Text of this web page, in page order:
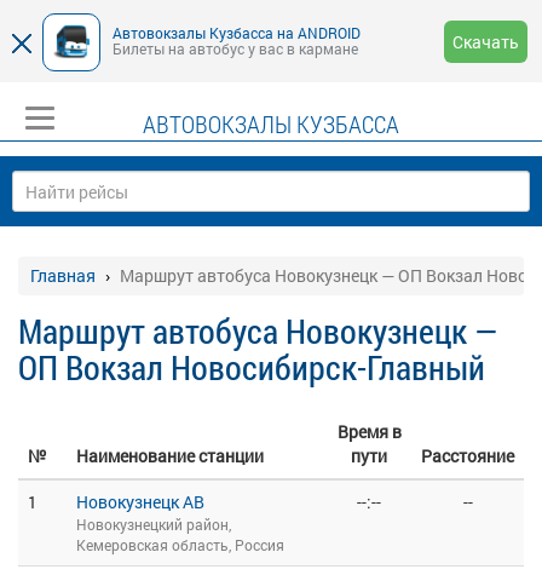
Автовокзалы Кузбасса на ANDROID
Билеты на автобус у вас в кармане
Скачать
АВТОВОКЗАЛЫ КУЗБАССА
Главная Маршрут автобуса Новокузнецк — ОП Вокзал
Маршрут автобуса Новокузнецк —
ОП Вокзал Новосибирск-Главный
№ Наименование станции
Время в
пути
Расстояние
1
Новокузнецк АВ
Новокузнецкий район,
Кемеровская область, Россия
--:-- --